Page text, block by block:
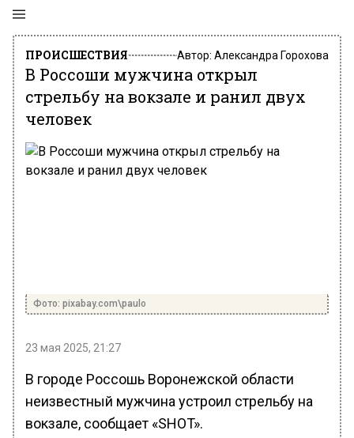
ПРОИСШЕСТВИЯ Автор: Александра Горохова
В Россоши мужчина открыл
стрельбу на вокзале и ранил двух
человек
Фото: pixabay.com\paulo
23 мая 2025, 21:27
В городе Россошь Воронежской области
неизвестный мужчина устроил стрельбу на
вокзале, сообщает «SHOT».